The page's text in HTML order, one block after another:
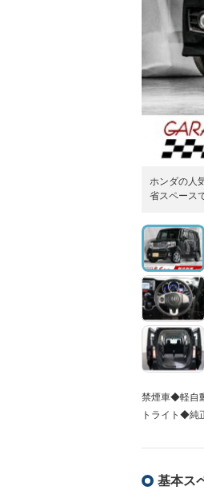
ホンダの人
省スペース
禁煙車◆軽自
トライト◆純
基本ス